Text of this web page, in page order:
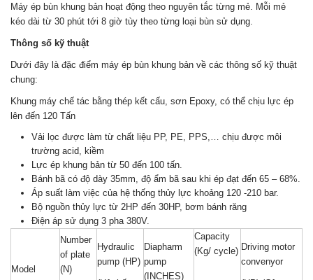
Máy ép bùn khung bản hoạt động theo nguyên tắc từng mẻ. Mỗi mẻ
kéo dài từ 30 phút tới 8 giờ tùy theo từng loại bùn sử dụng.
Thông số kỹ thuật
Dưới đây là đặc điểm máy ép bùn khung bản về các thông số kỹ thuật
chung:
Khung máy chế tác bằng thép kết cấu, sơn Epoxy, có thể chịu lực ép
lên đến 120 Tấn
Vải lọc được làm từ chất liệu PP, PE, PPS,… chịu được môi
trường acid, kiềm
Lực ép khung bản từ 50 đến 100 tấn.
Bánh bã có độ dày 35mm, độ ẩm bã sau khi ép đạt đến 65 – 68%.
Áp suất làm việc của hệ thống thủy lực khoảng 120 -210 bar.
Bộ nguồn thủy lực từ 2HP đến 30HP, bơm bánh răng
Điện áp sử dụng 3 pha 380V.
Model
Number
of plate
(N)
Hydraulic
pump (HP)
Diapharm
pump
(INCHES)
Capacity
(Kg/ cycle) Driving motor
convenyor